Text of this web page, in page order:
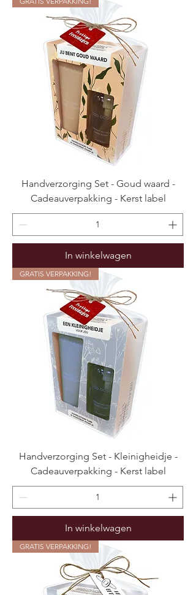
Handverzorging Set - Goud waard -
Cadeauverpakking - Kerst label
In winkelwagen
GRATIS VERPAKKING!
Handverzorging Set - Kleinigheidje -
Cadeauverpakking - Kerst label
In winkelwagen
GRATIS VERPAKKING!